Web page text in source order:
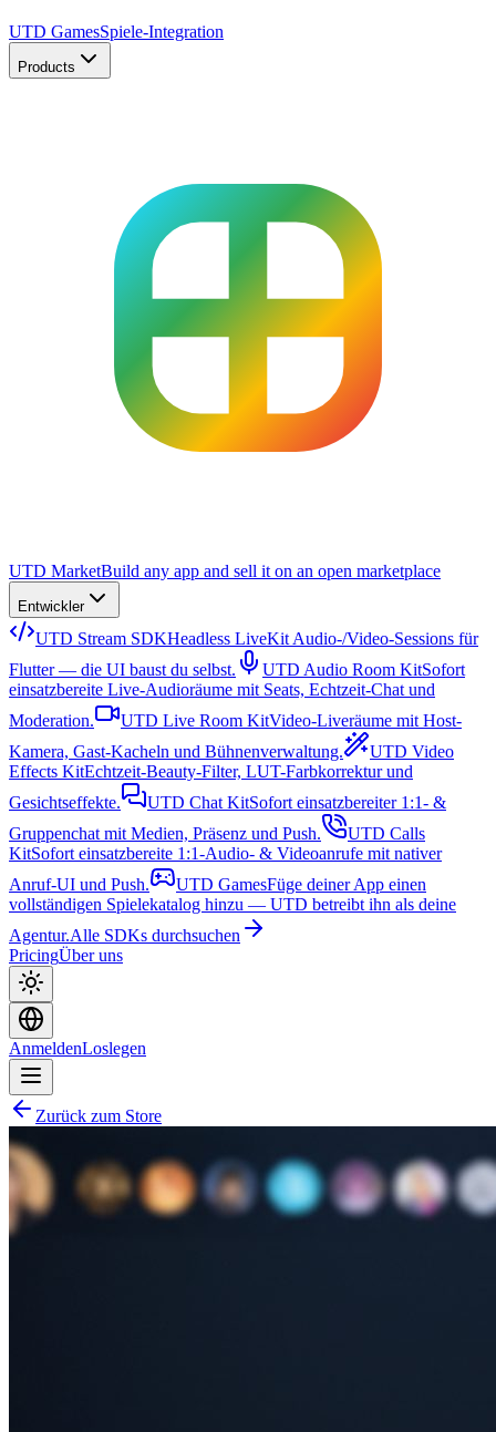
UTD GamesSpiele-Integration
Products
UTD MarketBuild any app and sell it on an open marketplace
Entwickler
UTD Stream SDKHeadless LiveKit Audio-/Video-Sessions für
Flutter — die UI baust du selbst.
UTD Audio Room KitSofort
einsatzbereite Live-Audioräume mit Seats, Echtzeit-Chat und
Moderation.
UTD Live Room KitVideo-Liveräume mit Host-
Kamera, Gast-Kacheln und Bühnenverwaltung.
UTD Video
Effects KitEchtzeit-Beauty-Filter, LUT-Farbkorrektur und
Gesichtseffekte.
UTD Chat KitSofort einsatzbereiter 1:1- &
Gruppenchat mit Medien, Präsenz und Push.
UTD Calls
KitSofort einsatzbereite 1:1-Audio- & Videoanrufe mit nativer
Anruf-UI und Push.
UTD GamesFüge deiner App einen
vollständigen Spielekatalog hinzu — UTD betreibt ihn als deine
Agentur.Alle SDKs durchsuchen
PricingÜber uns
AnmeldenLoslegen
Zurück zum Store